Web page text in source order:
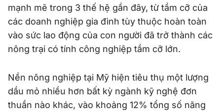
mạnh mẽ trong 3 thế hệ gần đây, từ tầm cỡ của
các doanh nghiệp gia đình tùy thuộc hoàn toàn
vào sức lao động của con người đã trở thành các
nông trại có tính công nghiệp tầm cỡ lớn.
Nền nông nghiệp tại Mỹ hiện tiêu thụ một lượng
dầu mỏ nhiều hơn bất kỳ ngành kỹ nghệ đơn
thuần nào khác, vào khoảng 12% tổng số năng